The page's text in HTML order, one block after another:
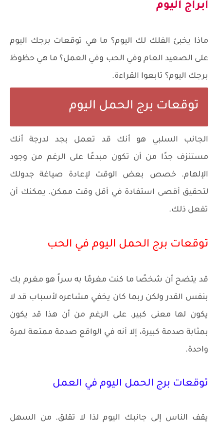
أبراج اليوم
ماذا يخبئ الفلك لك اليوم؟ ما هي توقعات برجك اليوم
على الصعيد العام وفي الحب وفي العمل؟ ما هي حظوظ
برجك اليوم؟ تابعوا القراءة.
توقعات برج الحمل اليوم
الجانب السلبي هو أنك قد تعمل بجد لدرجة أنك
مستنزف جدًا من أن تكون مبدعًا على الرغم من وجود
الإلهام. خصص بعض الوقت لإعادة صياغة جدولك
لتحقيق أقصى استفادة في أقل وقت ممكن. يمكنك أن
تفعل ذلك.
توقعات برج الحمل اليوم في الحب
قد يتضح أن شخصًا ما كنت مغرمًا به سراً هو مغرم بك
بنفس القدر ولكن ربما كان يخفي مشاعره لأسباب قد لا
يكون لها معنى كبير. على الرغم من أن هذا قد يكون
بمثابة صدمة كبيرة، إلا أنه في الواقع صدمة ممتعة لمرة
واحدة.
توقعات برج الحمل اليوم في العمل
يقف الناس إلى جانبك اليوم لذا لا تقلق. من السهل